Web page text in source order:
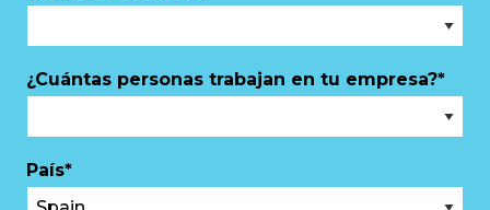
¿Cuántas personas trabajan en tu empresa?*
País*